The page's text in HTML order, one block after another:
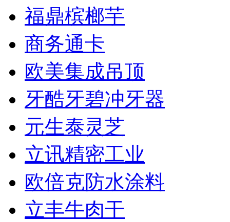
福鼎槟榔芋
商务通卡
欧美集成吊顶
牙酷牙碧冲牙器
元生泰灵芝
立讯精密工业
欧倍克防水涂料
立丰牛肉干